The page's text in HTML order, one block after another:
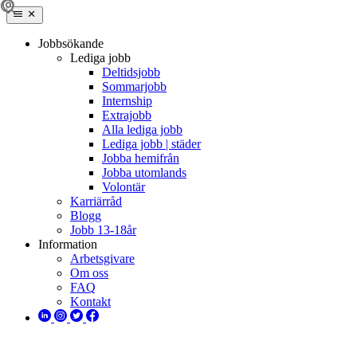
Jobbsökande
Lediga jobb
Deltidsjobb
Sommarjobb
Internship
Extrajobb
Alla lediga jobb
Lediga jobb | städer
Jobba hemifrån
Jobba utomlands
Volontär
Karriärråd
Blogg
Jobb 13-18år
Information
Arbetsgivare
Om oss
FAQ
Kontakt